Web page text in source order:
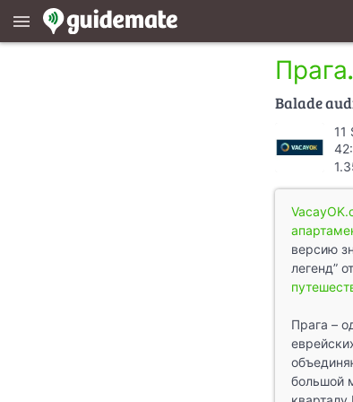
menu
Balade
11
версию
легенд” от
Прага –
большой